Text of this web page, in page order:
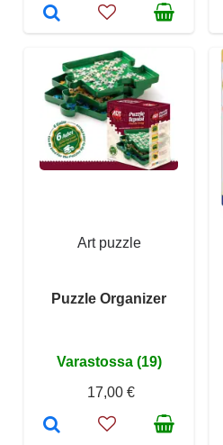
Art puzzle
Puzzle Organizer
Varastossa (19)
17,00 €